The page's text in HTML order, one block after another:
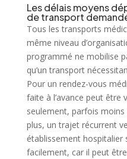
Les délais moyens
de transport
Tous les transports
même niveau
programmé ne mobilise
qu’un transport
Pour un rendez-vous
faite à l’avance peut être
seulement, parfois
plus, un trajet récurrent
établissement hospitalier
facilement, car il peut